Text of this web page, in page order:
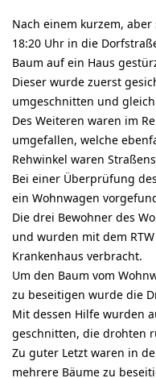
Nach einem kurzem,
18:20 Uhr in die
Baum auf ein Haus
Dieser wurde zuerst
umgeschnitten und
Des Weiteren waren im
umgefallen, welche
Rehwinkel waren
Bei einer Überprüfung
ein Wohnwagen
Die drei Bewohner des
und wurden mit dem
Krankenhaus verbracht.
Um den Baum vom
zu beseitigen wurde die
Mit dessen Hilfe wurden
geschnitten, die drohten
Zu guter Letzt waren in
mehrere Bäume zu